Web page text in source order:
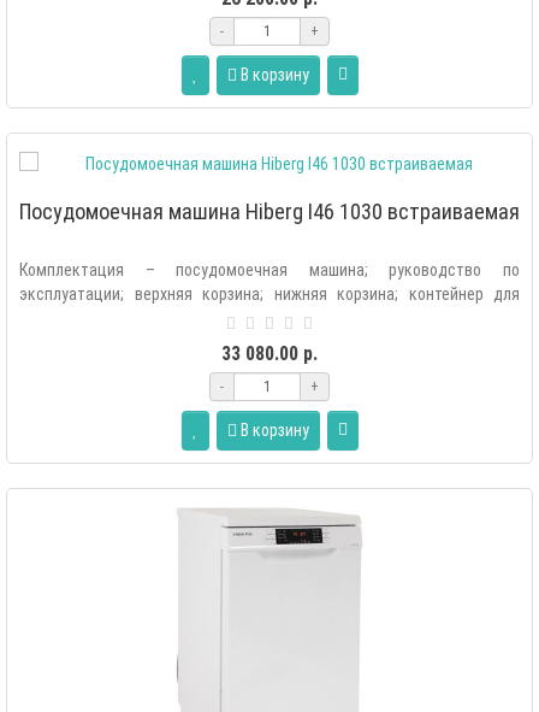
- +
В корзину
Посудомоечная машина Hiberg I46 1030 встраиваемая
Комплектация – посудомоечная машина; руководство по
эксплуатации; верхняя корзина; нижняя корзина; контейнер для
33 080.00 р.
- +
В корзину